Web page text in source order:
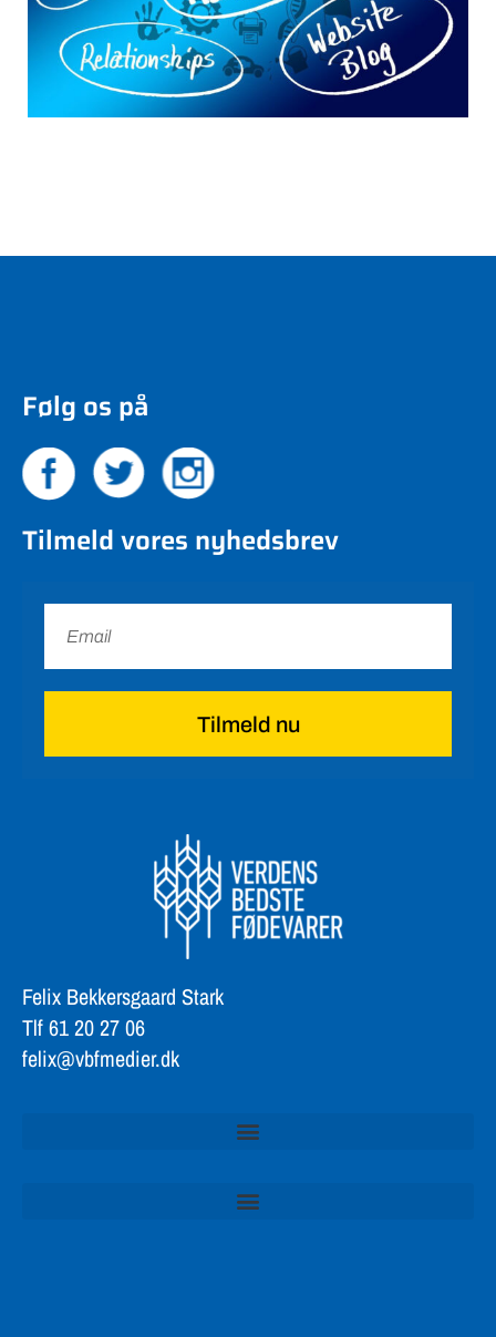
Følg os på
Tilmeld vores nyhedsbrev
Tilmeld nu
Felix Bekkersgaard Stark
Tlf 61 20 27 06
felix@vbfmedier.dk